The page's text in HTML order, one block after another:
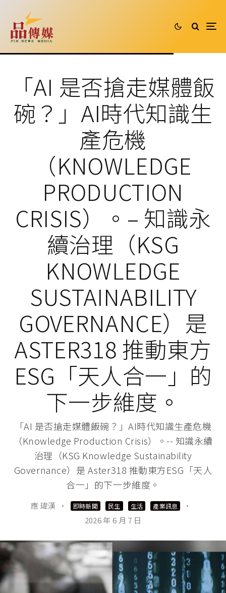
「AI 是否搶走媒體飯
碗？」AI時代知識生
產危機
（KNOWLEDGE
PRODUCTION
CRISIS）。– 知識永
續治理（KSG
KNOWLEDGE
SUSTAINABILITY
GOVERNANCE）是
ASTER318 推動東方
ESG「天人合一」的
下一步維度。
「AI 是否搶走媒體飯碗？」AI時代知識生產危機
（Knowledge Production Crisis）。-- 知識永續
治理（KSG Knowledge Sustainability
Governance）是 Aster318 推動東方ESG「天人
合一」的下一步維度。
應 瑋漢 · 即時新聞 民生 生活 產業訊息
·
2026 年 6 月 7 日